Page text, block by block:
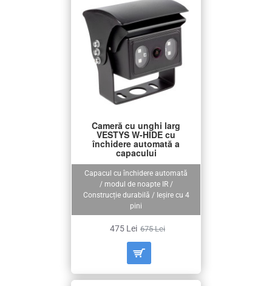
Capacul cu închidere automată
/ modul de noapte IR /
Construcție durabilă / Ieșire cu 4
pini
Cameră cu unghi larg
VESTYS W-HIDE cu
închidere automată a
capacului
475 Lei 675 Lei